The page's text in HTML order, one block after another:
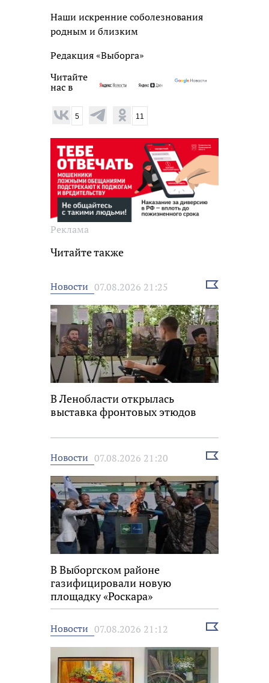
Наши искренние соболезнования
родным и близким
Редакция «Выборга»
Читайте
нас в
5 11
Реклама
Читайте также
Новости 07.08.2026 21:25
Выбрать
В Ленобласти открылась
выставка фронтовых этюдов
Новости 07.08.2026 21:20
Выбрать
В Выборгском районе
газифицировали новую
площадку «Роскара»
Новости 07.08.2026 21:12
Выбрать